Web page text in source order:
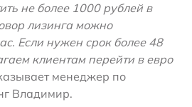
не более 1000 рублей в
лизинга можно
Если нужен срок более 48
клиентам перейти в евро
менеджер по
Владимир.